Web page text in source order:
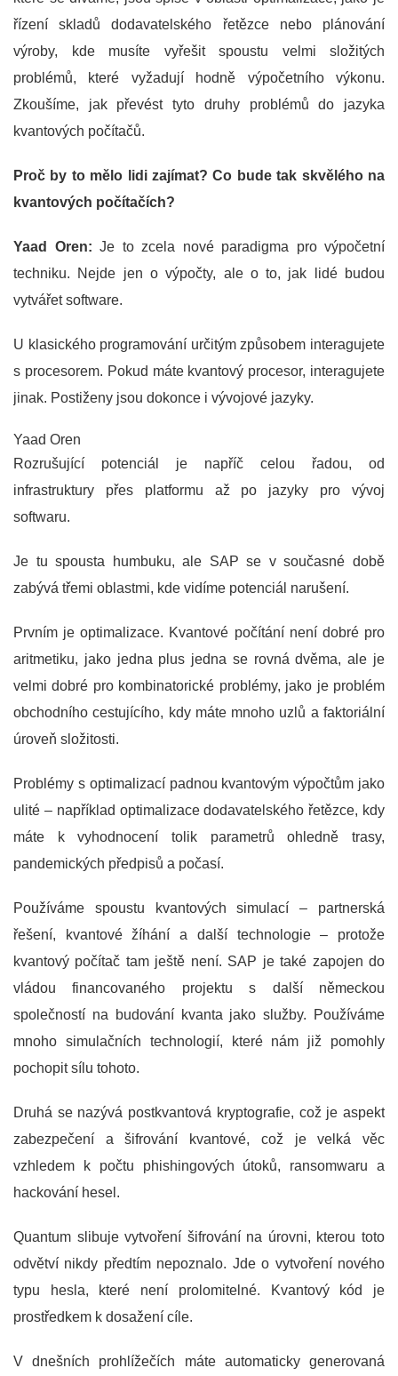
řízení skladů dodavatelského řetězce nebo plánování
výroby, kde musíte vyřešit spoustu velmi složitých
problémů, které vyžadují hodně výpočetního výkonu.
Zkoušíme, jak převést tyto druhy problémů do jazyka
kvantových počítačů.
Proč by to mělo lidi zajímat? Co bude tak skvělého na
kvantových počítačích?
Yaad Oren: Je to zcela nové paradigma pro výpočetní
techniku. Nejde jen o výpočty, ale o to, jak lidé budou
vytvářet software.
U klasického programování určitým způsobem interagujete
s procesorem. Pokud máte kvantový procesor, interagujete
jinak. Postiženy jsou dokonce i vývojové jazyky.
Yaad Oren
Rozrušující potenciál je napříč celou řadou, od
infrastruktury přes platformu až po jazyky pro vývoj
softwaru.
Je tu spousta humbuku, ale SAP se v současné době
zabývá třemi oblastmi, kde vidíme potenciál narušení.
Prvním je optimalizace. Kvantové počítání není dobré pro
aritmetiku, jako jedna plus jedna se rovná dvěma, ale je
velmi dobré pro kombinatorické problémy, jako je problém
obchodního cestujícího, kdy máte mnoho uzlů a faktoriální
úroveň složitosti.
Problémy s optimalizací padnou kvantovým výpočtům jako
ulité – například optimalizace dodavatelského řetězce, kdy
máte k vyhodnocení tolik parametrů ohledně trasy,
pandemických předpisů a počasí.
Používáme spoustu kvantových simulací – partnerská
řešení, kvantové žíhání a další technologie – protože
kvantový počítač tam ještě není. SAP je také zapojen do
vládou financovaného projektu s další německou
společností na budování kvanta jako služby. Používáme
mnoho simulačních technologií, které nám již pomohly
pochopit sílu tohoto.
Druhá se nazývá postkvantová kryptografie, což je aspekt
zabezpečení a šifrování kvantové, což je velká věc
vzhledem k počtu phishingových útoků, ransomwaru a
hackování hesel.
Quantum slibuje vytvoření šifrování na úrovni, kterou toto
odvětví nikdy předtím nepoznalo. Jde o vytvoření nového
typu hesla, které není prolomitelné. Kvantový kód je
prostředkem k dosažení cíle.
V dnešních prohlížečích máte automaticky generovaná